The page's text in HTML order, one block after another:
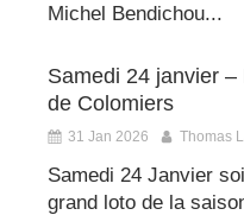
Michel Bendichou...
Samedi 24 janvier
de Colomiers
31 Jan 2026 Thomas
Samedi 24 Janvier
grand loto de la